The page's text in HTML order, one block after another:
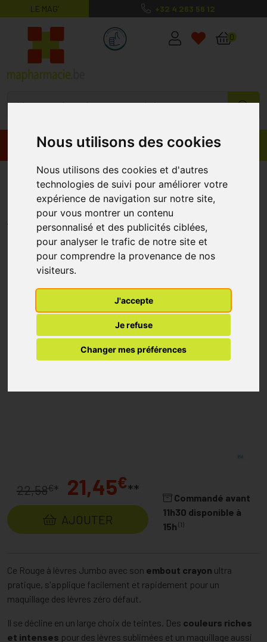
Nous utilisons des cookies
Nous utilisons des cookies et d'autres
technologies de suivi pour améliorer votre
expérience de navigation sur notre site,
pour vous montrer un contenu
personnalisé et des publicités ciblées,
pour analyser le trafic de notre site et
pour comprendre la provenance de nos
visiteurs.
J'accepte
Je refuse
Changer mes préférences
LE MAG’ +32 4 263 56 12
MaPharmacie.be ma santé, mes
0
Promos Produits
Eye Care Rouge à lèvres Crayon
799 Groseille
EYE CARE
22,58€* 21,45€**
AJOUTER
Commandé avant
11h30 disponible à
15h (1)
Ce Rouge à lèvres Jumbo avec son embout crayon ultra
pratique, s'applique facilement et rapidement pour un
maquillage des lèvres zéro défaut.
Il se décline en un large choix de teintes. Des couleurs riches
et intenses pour des lèvres sublimées et un maquillage aussi